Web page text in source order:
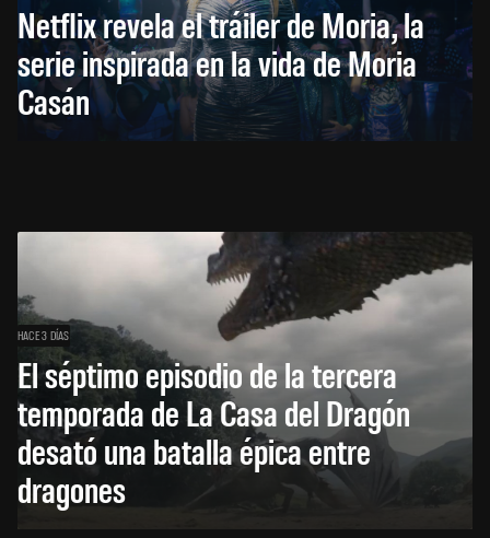
Netflix revela el tráiler de Moria, la
serie inspirada en la vida de Moria
Casán
HACE 3 DÍAS
El séptimo episodio de la tercera
temporada de La Casa del Dragón
desató una batalla épica entre
dragones